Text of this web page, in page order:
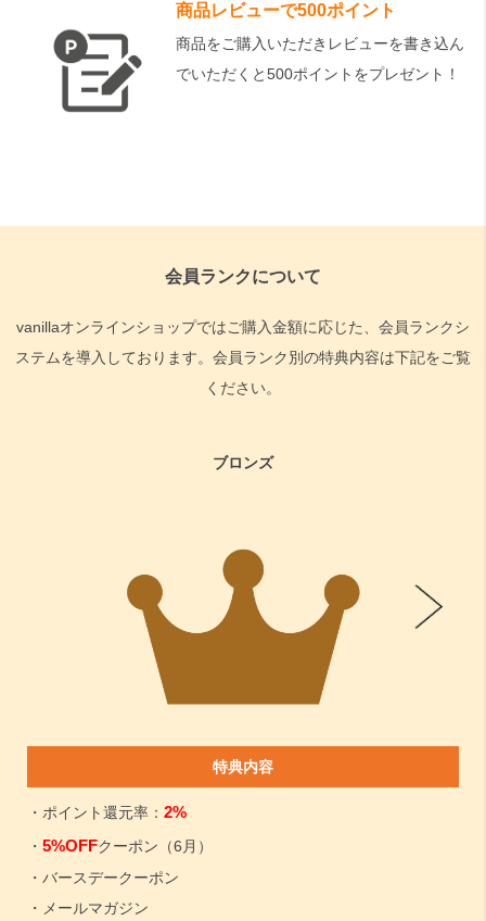
商品レビューで500ポイント
商品をご購入いただきレビューを書き込ん
でいただくと500ポイントをプレゼント！
会員ランクについて
vanillaオンラインショップではご購入金額に応じた、会員ランクシ
ステムを導入しております。会員ランク別の特典内容は下記をご覧
ください。
ブロンズ
特典内容
・ポイント還元率： 2%
・ 5%OFFクーポン（6月）
・バースデークーポン
・メールマガジン